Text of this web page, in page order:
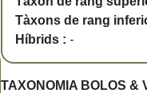
Tàxons de rang
Híbrids : -
TAXONOMIA BOLOS &